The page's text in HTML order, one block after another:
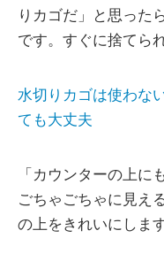
りカゴだ」と思った
です。すぐに捨てら
水切りカゴは使わな
ても大丈夫
「カウンターの上に
ごちゃごちゃに見え
の上をきれいにします